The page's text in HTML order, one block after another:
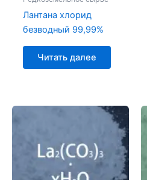
Лантана хлорид
безводный 99,99%
Читать далее